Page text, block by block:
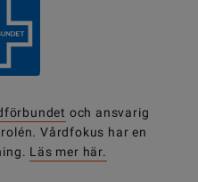
och ansvarig
Vårdfokus har en
Läs mer här.